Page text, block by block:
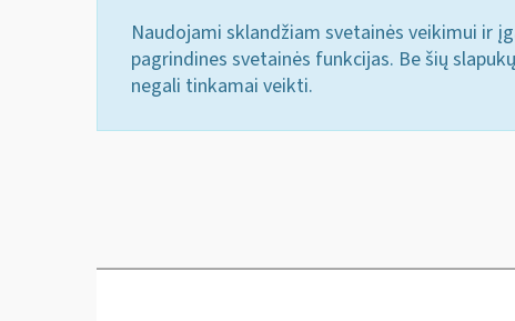
Naudojami sklandžiam svetainės veikimui ir
pagrindines svetainės funkcijas. Be šių
negali tinkamai veikti.